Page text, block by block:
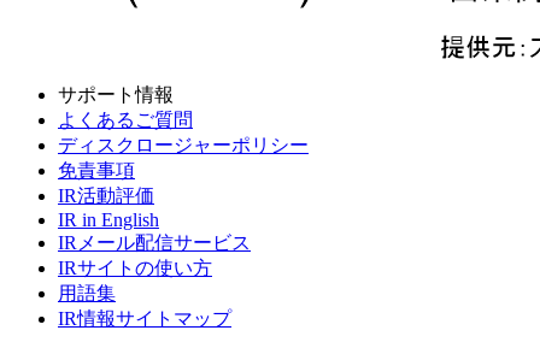
サポート情報
よくあるご質問
ディスクロージャーポリシー
免責事項
IR活動評価
IR in English
IRメール配信サービス
IRサイトの使い方
用語集
IR情報サイトマップ